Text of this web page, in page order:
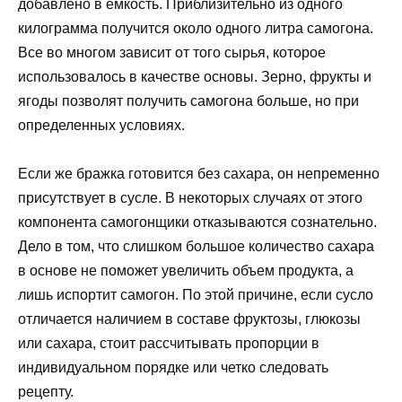
добавлено в емкость. Приблизительно из одного
килограмма получится около одного литра самогона.
Все во многом зависит от того сырья, которое
использовалось в качестве основы. Зерно, фрукты и
ягоды позволят получить самогона больше, но при
определенных условиях.
Если же бражка готовится без сахара, он непременно
присутствует в сусле. В некоторых случаях от этого
компонента самогонщики отказываются сознательно.
Дело в том, что слишком большое количество сахара
в основе не поможет увеличить объем продукта, а
лишь испортит самогон. По этой причине, если сусло
отличается наличием в составе фруктозы, глюкозы
или сахара, стоит рассчитывать пропорции в
индивидуальном порядке или четко следовать
рецепту.